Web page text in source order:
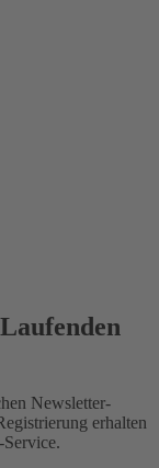
Newsletter-
erhalten